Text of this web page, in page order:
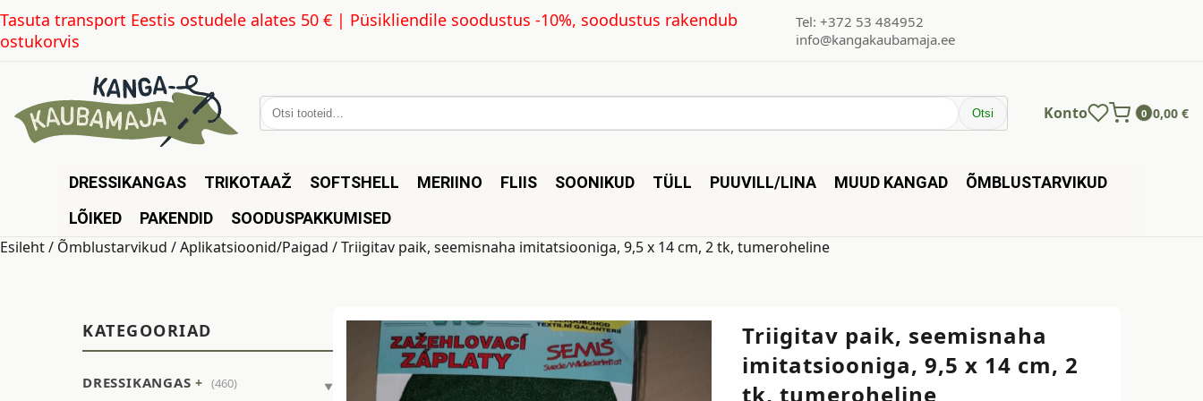
Tasuta transport Eestis ostudele alates 50 € | Püsikliendile soodustus -10%, soodustus rakendub
ostukorvis
Tel: +372 53 484952
info@kangakaubamaja.ee
Otsi: Otsi Konto 0 0,00 €
DRESSIKANGAS TRIKOTAAŽ SOFTSHELL MERIINO FLIIS SOONIKUD TÜLL PUUVILL/LINA MUUD KANGAD
ÕMBLUSTARVIKUD
LÕIKED
PAKENDID SOODUSPAKKUMISED
Esileht/ Õmblustarvikud /Aplikatsioonid/Paigad / Triigitav paik, seemisnaha imitatsiooniga, 9,5 x 14 cm, 2 tk, tumeroheline
KATEGOORIAD
DRESSIKANGAS (460)
Triigitav paik, seemisnaha
imitatsiooniga, 9,5 x 14 cm, 2
tk, tumeroheline